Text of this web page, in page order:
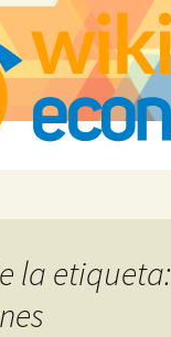
la etiqueta: